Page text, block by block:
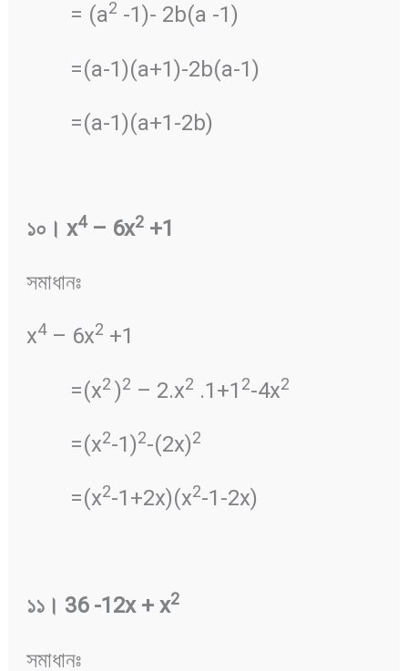
= (a2 -1)- 2b(a -1)
=(a-1)(a+1)-2b(a-1)
=(a-1)(a+1-2b)
১০ । x4– 6x2+1
সমাধানঃ
x4– 6x2 +1
=(x2 )2 – 2.x2 .1+1 2-4x2
=(x2-1)2-(2x)2
=(x2-1+2x)(x2-1-2x)
১১। 36 -12x + x2
সমাধানঃ